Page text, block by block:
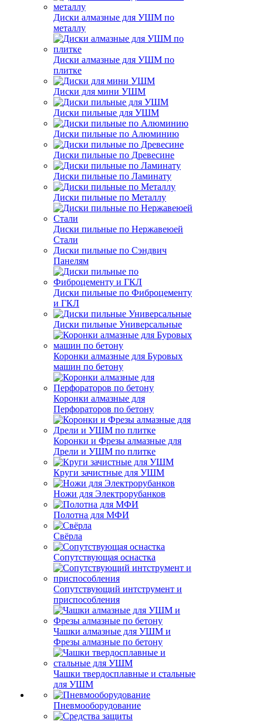
Диски алмазные для УШМ по
металлу
Диски алмазные для УШМ по
плитке
Диски для мини УШМ
Диски пильные для УШМ
Диски пильные по Алюминию
Диски пильные по Древесине
Диски пильные по Ламинату
Диски пильные по Металлу
Диски пильные по Нержавеюей
Стали
Диски пильные по Сэндвич
Панелям
Диски пильные по Фиброцементу
и ГКЛ
Диски пильные Универсальные
Коронки алмазные для Буровых
машин по бетону
Коронки алмазные для
Перфораторов по бетону
Коронки и Фрезы алмазные для
Дрели и УШМ по плитке
Круги зачистные для УШМ
Ножи для Электрорубанков
Полотна для МФИ
Свёрла
Сопутствующая оснастка
Сопутствующий интструмент и
приспособления
Чашки алмазные для УШМ и
Фрезы алмазные по бетону
Чашки твердосплавные и стальные
для УШМ
Пневмооборудование